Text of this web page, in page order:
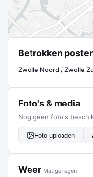
Betrokken
Zwolle Noord / Zwolle
Foto's & media
Nog geen foto's
Foto uploaden
Weer Matige regen